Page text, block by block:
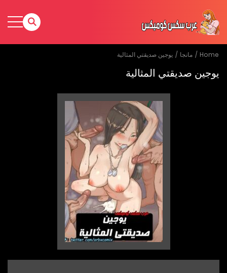
Home مانجا يوجين صديقتي المثالية
يوجين صديقتي المثالية